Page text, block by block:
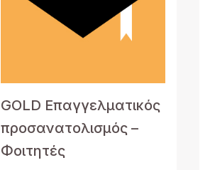
GOLD Επαγγελματικός
προσανατολισμός –
Φοιτητές